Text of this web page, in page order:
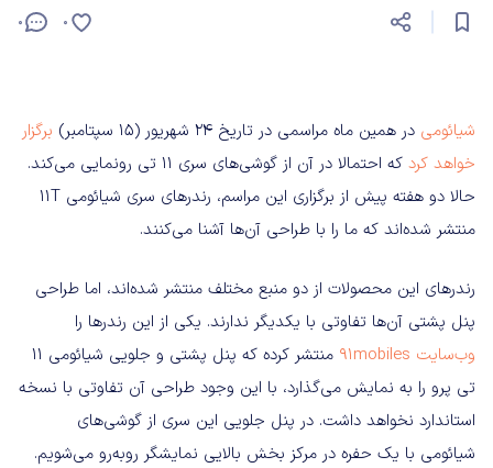
0 0
شیائومی در همین ماه مراسمی در تاریخ ۲۴ شهریور (۱۵ سپتامبر)
برگزار
خواهد کرد
که احتمالا در آن از گوشی‌های سری ۱۱ تی رونمایی می‌کند.
حالا دو هفته پیش از برگزاری این مراسم، رندرهای سری شیائومی 11T
منتشر شده‌اند که ما را با طراحی آن‌ها آشنا می‌کنند.
رندرهای این محصولات از دو منبع مختلف منتشر شده‌اند، اما طراحی
پنل پشتی آن‌ها تفاوتی با یکدیگر ندارند. یکی از این رندرها را
وب‌سایت 91mobiles
منتشر کرده که پنل پشتی و جلویی شیائومی ۱۱
تی پرو را به نمایش می‌گذارد، با این وجود طراحی آن تفاوتی با نسخه
استاندارد نخواهد داشت. در پنل جلویی این سری از گوشی‌های
شیائومی با یک حفره در مرکز بخش بالایی نمایشگر روبه‌رو می‌شویم.